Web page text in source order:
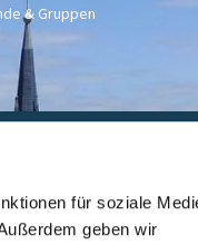
für soziale
geben wir
& Gruppen
3506 0190 6531 7000 05,